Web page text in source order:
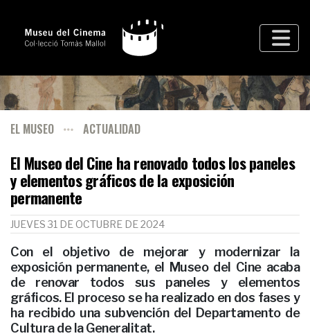
EL MUSEO ACTUALIDAD
El Museo del Cine ha renovado todos los paneles
y elementos gráficos de la exposición
permanente
JUEVES 31 DE OCTUBRE DE 2024
Con el objetivo de mejorar y modernizar la
exposición permanente, el Museo del Cine acaba
de renovar todos sus paneles y elementos
gráficos. El proceso se ha realizado en dos fases y
ha recibido una subvención del Departamento de
Cultura de la Generalitat.